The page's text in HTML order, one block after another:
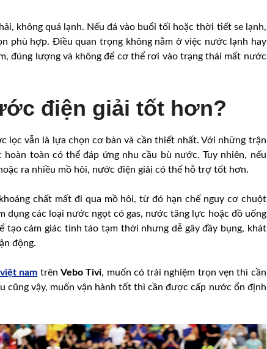
không quá lạnh. Nếu đá vào buổi tối hoặc thời tiết se lạnh,
phù hợp. Điều quan trọng không nằm ở việc nước lạnh hay
đúng lượng và không để cơ thể rơi vào trạng thái mất nước
điện giải tốt hơn?
lọc vẫn là lựa chọn cơ bản và cần thiết nhất. Với những trận
toàn có thể đáp ứng nhu cầu bù nước. Tuy nhiên, nếu
ra nhiều mồ hôi, nước điện giải có thể hỗ trợ tốt hơn.
chất mất đi qua mồ hôi, từ đó hạn chế nguy cơ chuột
dụng các loại nước ngọt có gas, nước tăng lực hoặc đồ uống
tạo cảm giác tỉnh táo tạm thời nhưng dễ gây đầy bụng, khát
động.
nam trên Vebo Tivi, muốn có trải nghiệm trọn vẹn thì cần
cũng vậy, muốn vận hành tốt thì cần được cấp nước ổn định